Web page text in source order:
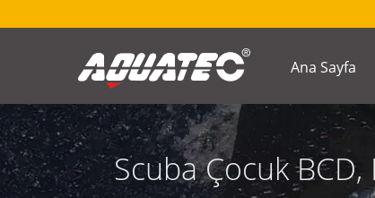
Ana Sayfa
Scuba Çocuk BCD,